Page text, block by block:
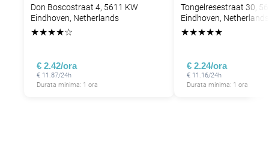
Don Boscostraat 4, 5611 KW
Eindhoven, Netherlands
★★★★☆
€ 2.42/ora
€ 11.87/24h
Durata minima: 1 ora
Tongelresestraat 30,
Eindhoven, Netherlands
★★★★★
€ 2.24/ora
€ 11.16/24h
Durata minima: 1 ora